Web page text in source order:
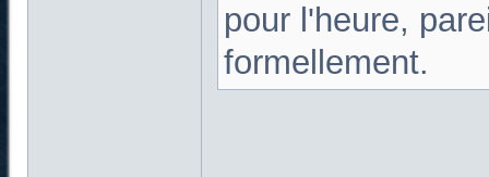
pour l'heure,
formellement.